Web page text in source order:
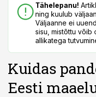
Tähelepanu!
ning kuulub
Väljaanne ei
sisu, mistõttu võib
allikatega
Kuidas
Eesti